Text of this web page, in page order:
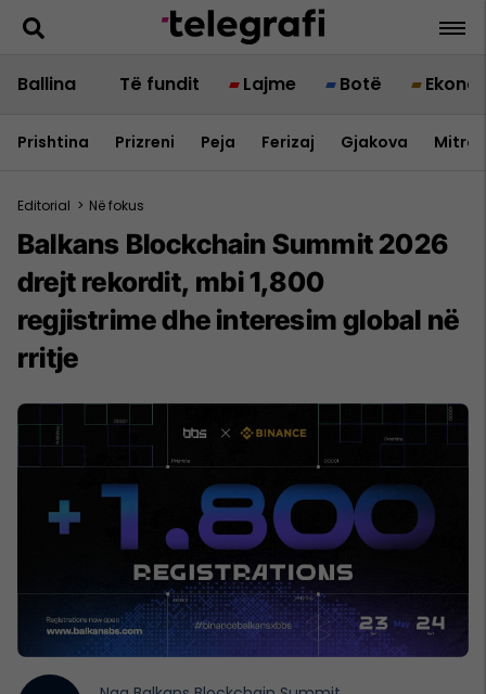
Ballina Të fundit Lajme Botë
Prishtina Prizreni Peja Ferizaj Gjakova
Editorial > Në fokus
Balkans Blockchain Summit 2026
drejt rekordit, mbi 1,800
regjistrime dhe interesim global në
rritje